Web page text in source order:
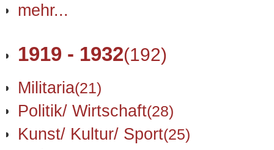
mehr...
1919 - 1932(192)
Militaria(21)
Politik/ Wirtschaft(28)
Kunst/ Kultur/ Sport(25)